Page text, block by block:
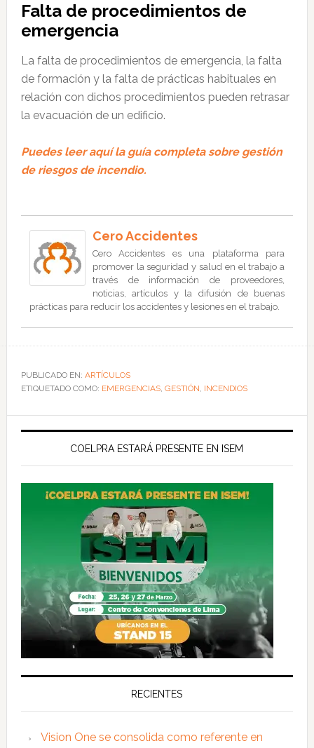
Falta de procedimientos de
emergencia
La falta de procedimientos de emergencia, la falta
de formación y la falta de prácticas habituales en
relación con dichos procedimientos pueden retrasar
la evacuación de un edificio.
Puedes leer aquí la guía completa sobre gestión
de riesgos de incendio.
Cero Accidentes
Cero Accidentes es una plataforma para
promover la seguridad y salud en el trabajo a
través de información de proveedores,
noticias, artículos y la difusión de buenas
prácticas para reducir los accidentes y lesiones en el trabajo.
PUBLICADO EN: ARTÍCULOS
ETIQUETADO COMO: EMERGENCIAS, GESTIÓN, INCENDIOS
COELPRA ESTARÁ PRESENTE EN ISEM
RECIENTES
Vision One se consolida como referente en